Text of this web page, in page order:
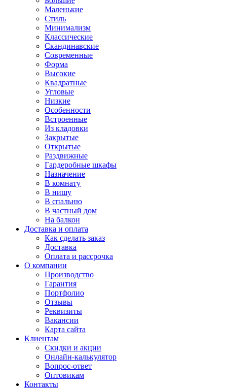
Маленькие
Стиль
Минимализм
Классические
Скандинавские
Современные
Форма
Высокие
Квадратные
Угловые
Низкие
Особенности
Встроенные
Из кладовки
Закрытые
Открытые
Раздвижные
Гардеробные шкафы
Назначение
В комнату
В нишу
В спальню
В частный дом
На балкон
Доставка и оплата
Как сделать заказ
Доставка
Оплата и рассрочка
О компании
Производство
Гарантия
Портфолио
Отзывы
Реквизиты
Вакансии
Карта сайта
Клиентам
Скидки и акции
Онлайн-калькулятор
Вопрос-ответ
Оптовикам
Контакты